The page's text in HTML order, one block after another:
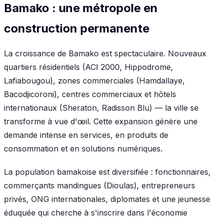
Bamako : une métropole en
construction permanente
La croissance de Bamako est spectaculaire. Nouveaux
quartiers résidentiels (ACI 2000, Hippodrome,
Lafiabougou), zones commerciales (Hamdallaye,
Bacodjicoroni), centres commerciaux et hôtels
internationaux (Sheraton, Radisson Blu) — la ville se
transforme à vue d'œil. Cette expansion génère une
demande intense en services, en produits de
consommation et en solutions numériques.
La population bamakoise est diversifiée : fonctionnaires,
commerçants mandingues (Dioulas), entrepreneurs
privés, ONG internationales, diplomates et une jeunesse
éduquée qui cherche à s'inscrire dans l'économie